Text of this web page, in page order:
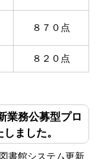
８７０点
８２０点
業務公募型プロ
ました。
システム更新